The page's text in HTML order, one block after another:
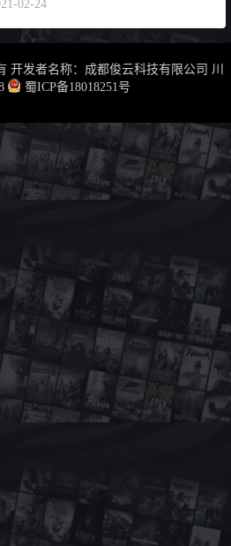
02-24
开发者名称：成都俊云科技有限公司 川
蜀ICP备18018251号